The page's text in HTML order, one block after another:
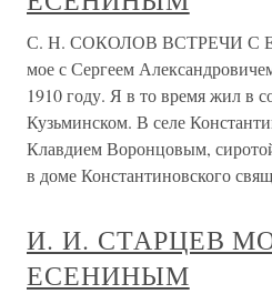
С. Н. СОКОЛОВ ВСТРЕЧИ С
мое с Сергеем
1910 году. Я в то время жил в
Кузьминском. В селе
Клавдием Воронцовым,
в доме Константиновского
И. И. СТАРЦЕВ
ЕСЕНИНЫМ